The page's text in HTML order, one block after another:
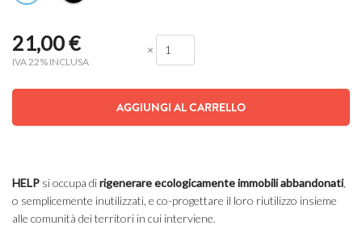
21,00€
IVA 22% INCLUSA
×
AGGIUNGI AL CARRELLO
HELP si occupa dirigenerare ecologicamente immobili abbandonati,
o semplicemente inutilizzati, e co-progettare il loro riutilizzo insieme
alle comunità dei territori in cui interviene.